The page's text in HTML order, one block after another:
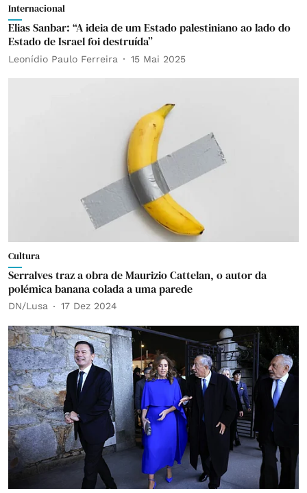
Internacional
Elias Sanbar: “A ideia de um Estado palestiniano ao lado do
Estado de Israel foi destruída”
Leonídio Paulo Ferreira 15 Mai 2025
Cultura
Serralves traz a obra de Maurizio Cattelan, o autor da
polémica banana colada a uma parede
DN/Lusa 17 Dez 2024